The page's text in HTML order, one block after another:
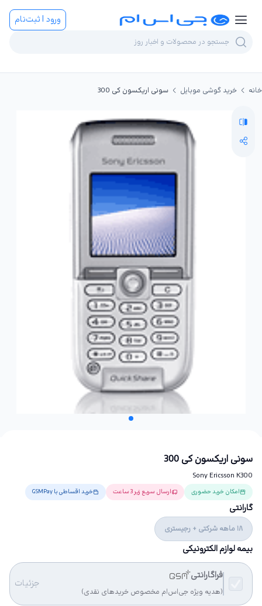
ورود | ثبت‌نام
خانه خرید گوشی موبایل سونی اریکسون کی 300
سونی اریکسون کی 300
Sony Ericsson K300
امکان خرید حضوری ارسال سریع زیر 3 ساعت خرید اقساطی با GSMPay
گارانتی
18 ماهه شرکتی + رجیستری
بیمه لوازم الکترونیکی
فراگارانتی
(هدیه ویژه جی‌اس‌ام مخصوص خریدهای نقدی)
جزئیات